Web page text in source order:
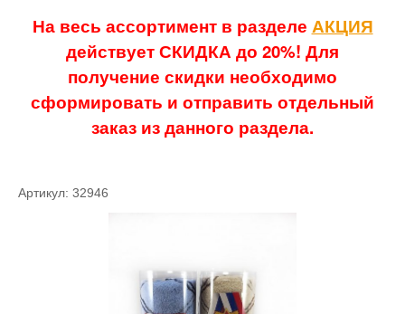
На весь ассортимент в разделе АКЦИЯ
действует СКИДКА до 20%! Для
получение скидки необходимо
сформировать и отправить отдельный
заказ из данного раздела.
Артикул: 32946